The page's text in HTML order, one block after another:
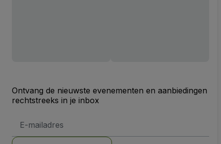
Ontvang de nieuwste evenementen en aanbiedingen
rechtstreeks in je inbox
mailadres